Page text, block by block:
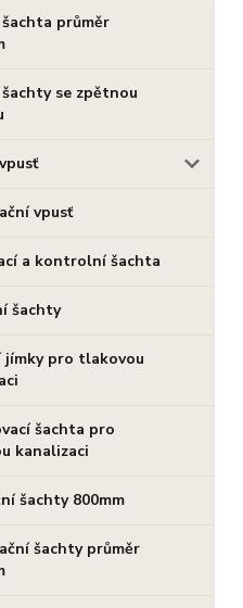
průměr
se zpětnou
vpusť
a kontrolní šachta
šachty
jímky pro tlakovou
šachta pro
kanalizaci
šachty 800mm
šachty průměr